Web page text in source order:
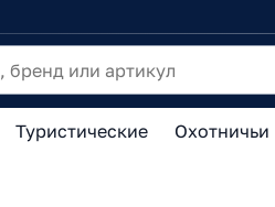
Туристические Охотничьи